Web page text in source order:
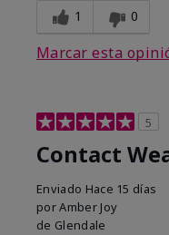
1 0
Marcar esta
5
Contact
Enviado Hace 15 días
porAmber Joy
de Glendale